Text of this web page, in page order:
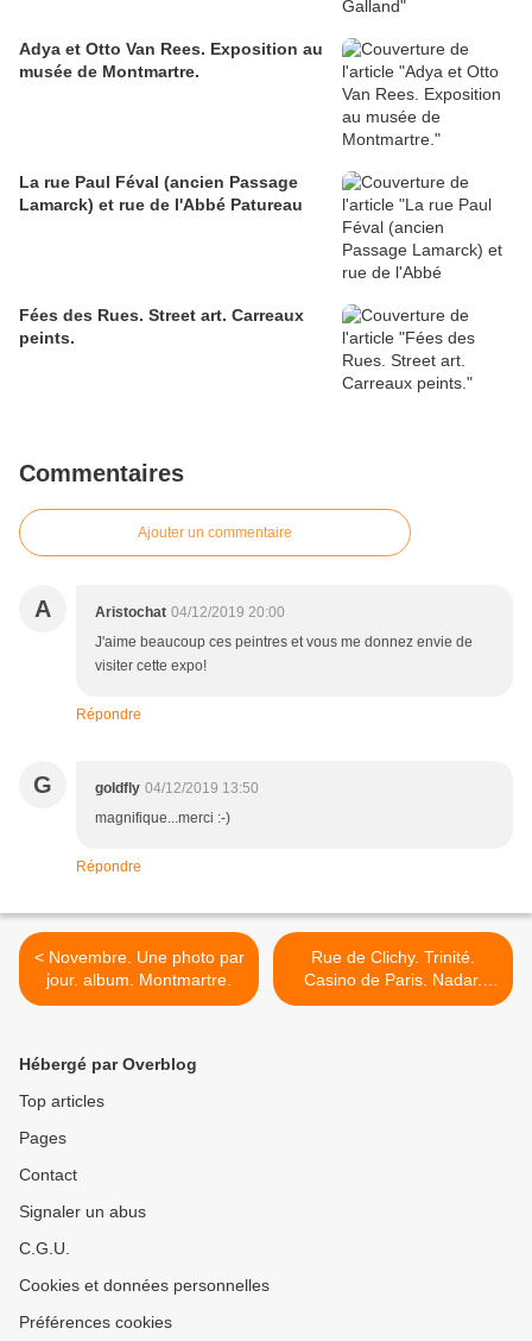
Adya et Otto Van Rees. Exposition au
musée de Montmartre.
La rue Paul Féval (ancien Passage
Lamarck) et rue de l'Abbé Patureau
Fées des Rues. Street art. Carreaux
peints.
Commentaires
Ajouter un commentaire
A Aristochat 04/12/2019 20:00
J'aime beaucoup ces peintres et vous me donnez envie de
visiter cette expo!
Répondre
G goldfly 04/12/2019 13:50
magnifique...merci :-)
Répondre
< Novembre. Une photo par
jour. album. Montmartre.
Rue de Clichy. Trinité.
Casino de Paris. Nadar.
Ravachol. Enesco... >
Hébergé par Overblog
Top articles
Pages
Contact
Signaler un abus
C.G.U.
Cookies et données personnelles
Préférences cookies